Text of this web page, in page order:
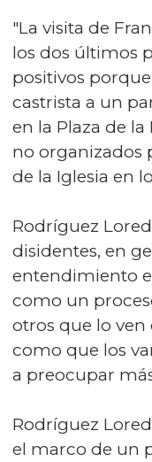
"La visita de
los dos últimos
positivos
castrista a un
en la Plaza de
no organizados
de la Iglesia en
Rodríguez
disidentes, en
entendimiento
como un
otros que lo
como que los
a preocupar
Rodríguez
el marco de un